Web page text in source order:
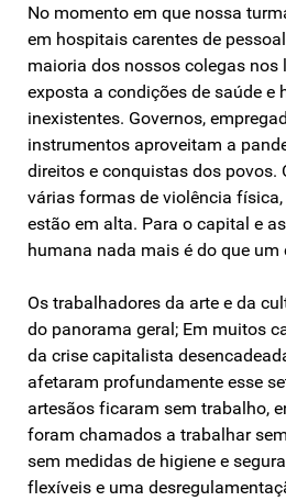
No momento em que nossa
em hospitais carentes de
maioria dos nossos colegas nos
exposta a condições de saúde e
inexistentes. Governos,
instrumentos aproveitam a
direitos e conquistas dos povos.
várias formas de violência
estão em alta. Para o capital e
humana nada mais é do que um
Os trabalhadores da arte e da
do panorama geral; Em muitos
da crise capitalista
afetaram profundamente esse
artesãos ficaram sem trabalho,
foram chamados a trabalhar
sem medidas de higiene e
flexíveis e uma